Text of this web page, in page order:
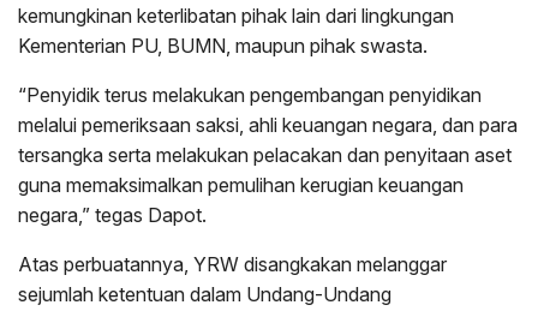
kemungkinan keterlibatan pihak lain dari lingkungan
Kementerian PU, BUMN, maupun pihak swasta.
“Penyidik terus melakukan pengembangan penyidikan
melalui pemeriksaan saksi, ahli keuangan negara, dan para
tersangka serta melakukan pelacakan dan penyitaan aset
guna memaksimalkan pemulihan kerugian keuangan
negara,” tegas Dapot.
Atas perbuatannya, YRW disangkakan melanggar
sejumlah ketentuan dalam Undang-Undang